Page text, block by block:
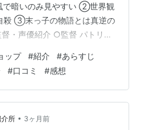
暗いのみ見やすい ②世界観
殺 ③末っ子の物語とは真逆の
・声優紹介 ○監督 パトリ
開 ２０１２年５月１６日(フ
ル・コメディ 上映時間 １時
コント 声優 バーナード・ア
役) あらすじ 生きる希望を失
い町。 その町に…
ップ #紹介 #あらすじ
#口コミ #感想
所 • 3ヶ月前